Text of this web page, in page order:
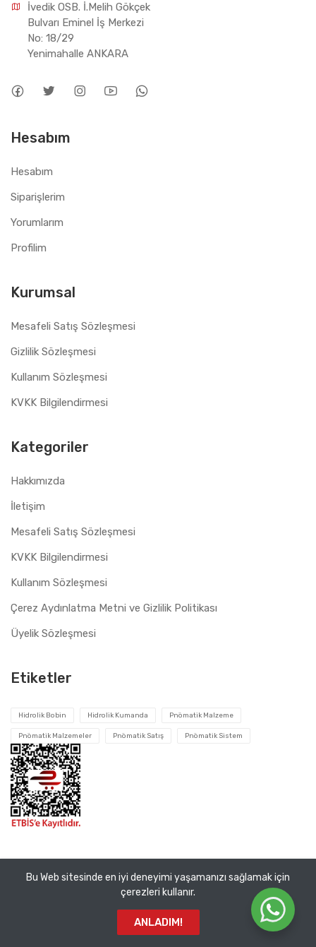
İvedik OSB. İ.Melih Gökçek
Bulvarı Eminel İş Merkezi
No: 18/29
Yenimahalle ANKARA
Hesabım
Hesabım
Siparişlerim
Yorumlarım
Profilim
Kurumsal
Mesafeli Satış Sözleşmesi
Gizlilik Sözleşmesi
Kullanım Sözleşmesi
KVKK Bilgilendirmesi
Kategoriler
Hakkımızda
İletişim
Mesafeli Satış Sözleşmesi
KVKK Bilgilendirmesi
Kullanım Sözleşmesi
Çerez Aydınlatma Metni ve Gizlilik Politikası
Üyelik Sözleşmesi
Etiketler
Hidrolik Bobin Hidrolik Kumanda Pnömatik Malzeme
Pnömatik Malzemeler Pnömatik Satış Pnömatik Sistem
Tüm hakları saklıdır © Pnomatik Valf2026. VEMA Pnömatik
San. ve Tic. A.Ş.
Bu Web sitesinde en iyi deneyimi yaşamanızı sağlamak için
çerezleri kullanır.
ANLADIM!